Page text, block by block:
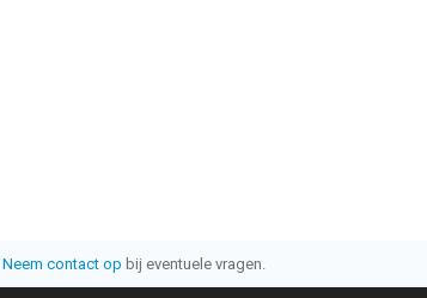
Neem contact op bij eventuele vragen.